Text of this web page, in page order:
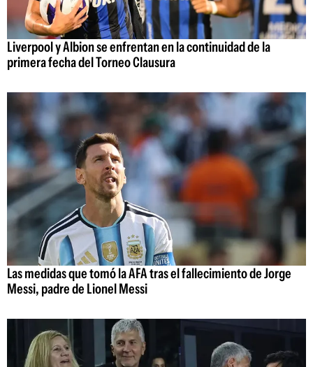
Liverpool y Albion se enfrentan en la continuidad de la
primera fecha del Torneo Clausura
Las medidas que tomó la AFA tras el fallecimiento de Jorge
Messi, padre de Lionel Messi